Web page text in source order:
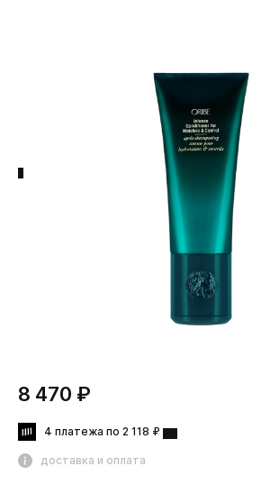
8 470 ₽
4 платежа по 2 118 ₽
доставка и оплата